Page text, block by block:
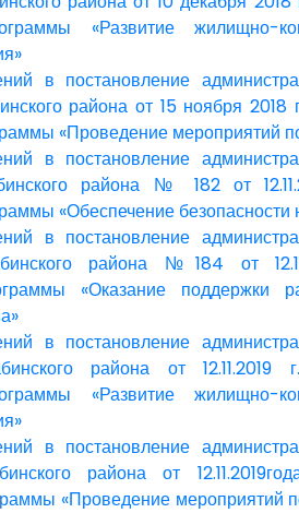
«Развитие жилищно-
в постановление
района от 15 ноября
«Проведение мероприятий
в постановление
района № 182 от
«Обеспечение безопасности
в постановление
района №184 от
«Оказание поддержки
в постановление
района от
«Развитие жилищно-
в постановление
района от
«Проведение мероприятий